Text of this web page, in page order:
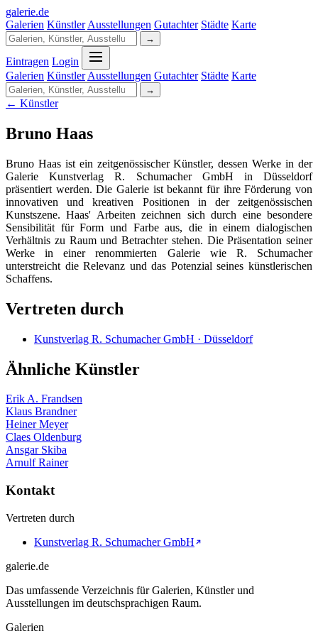
galerie.de
Galerien Künstler Ausstellungen Gutachter Städte Karte
→
Eintragen Login
Galerien Künstler Ausstellungen Gutachter Städte Karte
→
← Künstler
Bruno Haas
Bruno Haas ist ein zeitgenössischer Künstler, dessen Werke in der
Galerie Kunstverlag R. Schumacher GmbH in Düsseldorf
präsentiert werden. Die Galerie ist bekannt für ihre Förderung von
innovativen und kreativen Positionen in der zeitgenössischen
Kunstszene. Haas' Arbeiten zeichnen sich durch eine besondere
Sensibilität für Form und Farbe aus, die in einem dialogischen
Verhältnis zu Raum und Betrachter stehen. Die Präsentation seiner
Werke in einer renommierten Galerie wie R. Schumacher
unterstreicht die Relevanz und das Potenzial seines künstlerischen
Schaffens.
Vertreten durch
Kunstverlag R. Schumacher GmbH · Düsseldorf
Ähnliche Künstler
Erik A. Frandsen
Klaus Brandner
Heiner Meyer
Claes Oldenburg
Ansgar Skiba
Arnulf Rainer
Kontakt
Vertreten durch
Kunstverlag R. Schumacher GmbH
galerie.de
Das umfassende Verzeichnis für Galerien, Künstler und
Ausstellungen im deutschsprachigen Raum.
Galerien